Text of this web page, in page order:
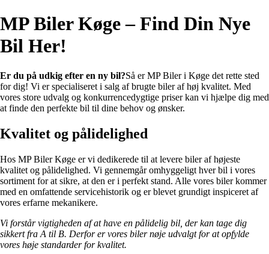
MP Biler Køge – Find Din Nye
Bil Her!
Er du på udkig efter en ny bil?Så er MP Biler i Køge det rette sted
for dig! Vi er specialiseret i salg af brugte biler af høj kvalitet. Med
vores store udvalg og konkurrencedygtige priser kan vi hjælpe dig med
at finde den perfekte bil til dine behov og ønsker.
Kvalitet og pålidelighed
Hos MP Biler Køge er vi dedikerede til at levere biler af højeste
kvalitet og pålidelighed. Vi gennemgår omhyggeligt hver bil i vores
sortiment for at sikre, at den er i perfekt stand. Alle vores biler kommer
med en omfattende servicehistorik og er blevet grundigt inspiceret af
vores erfarne mekanikere.
Vi forstår vigtigheden af at have en pålidelig bil, der kan tage dig
sikkert fra A til B. Derfor er vores biler nøje udvalgt for at opfylde
vores høje standarder for kvalitet.